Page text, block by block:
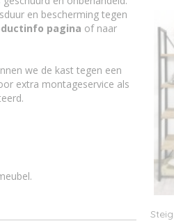
en bescherming tegen
pagina of naar
we de kast tegen een
extra montageservice als